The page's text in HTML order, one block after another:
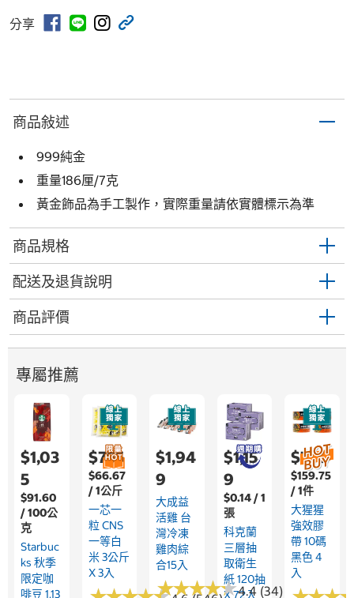
分享
商品敍述
999純金
重量186厘/7克
黃金飾品為手工製作，實際重量請依實體標示為準
商品規格
配送及退貨說明
商品評價
專屬推薦
$1,03
5
$91.60
/ 100公
克
Starbuc
Ks 秋季
限定咖
啡豆 1.13
$755
$66.67
/ 1公斤
一芯一
粒 CNS
一等白
米 3公斤
X 3入
$1,94
9
大成益
活雞 台
灣冷凍
雞肉綜
合15入
★★★★★
★★★★★4.4 (34)
$1,15
9
$0.14 / 1
張
科克蘭
三層抽
取衛生
紙 120抽
X 72入
$799
$159.75
/ 1件
大猩猩
強效膠
帶 10碼
黑色 4
入